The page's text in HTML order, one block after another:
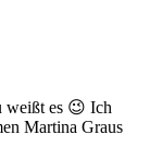
weißt es 😉 Ich
Martina Graus